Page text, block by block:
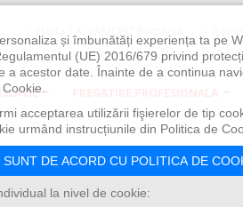
și îmbunătăți experiența ta pe
(UE) 2016/679 privind
acestor date. Înainte de a continua
acceptarea utilizării fişierelor de tip
urmând instrucțiunile din Politica de
SUNT DE ACORD CU POLITICA DE
la nivel de cookie: